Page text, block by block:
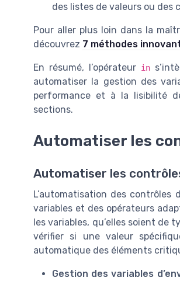
des listes de valeurs ou des
Pour aller plus loin dans la
découvrez 7 méthodes
En résumé, l’opérateur in
automatiser la gestion des
performance et à la lisibilité
sections.
Automatiser les
Automatiser les
L’automatisation des
variables et des opérateurs
les variables, qu’elles soient de
vérifier si une valeur
automatique des éléments
Gestion des variables